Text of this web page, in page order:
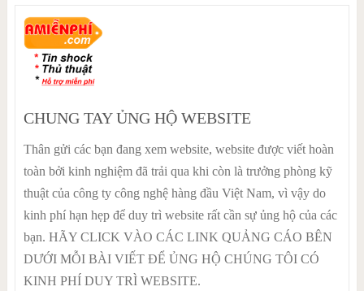
CHUNG TAY ỦNG HỘ WEBSITE
Thân gửi các bạn đang xem website, website được viết hoàn
toàn bởi kinh nghiệm đã trải qua khi còn là trưởng phòng kỹ
thuật của công ty công nghệ hàng đầu Việt Nam, vì vậy do
kinh phí hạn hẹp để duy trì website rất cần sự ủng hộ của các
bạn. HÃY CLICK VÀO CÁC LINK QUẢNG CÁO BÊN
DƯỚI MỖI BÀI VIẾT ĐỂ ỦNG HỘ CHÚNG TÔI CÓ
KINH PHÍ DUY TRÌ WEBSITE.